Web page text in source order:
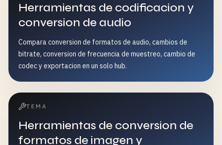
Herramientas de codificacion y
conversion de audio
Compara conversion de formatos de audio, cambios de
bitrate, conversion de frecuencia de muestreo, cambio de
codec y exportacion en un solo hub.
TEMA
Herramientas de conversion de
formatos de imagen y